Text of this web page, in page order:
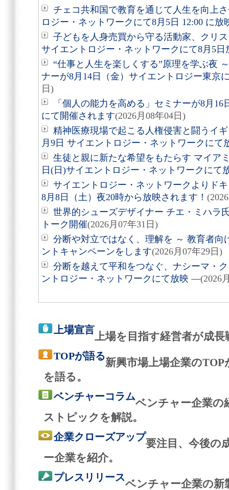
チェコ共和国で教育を通じて人生を向上
ロジー・ネットワークにて8月5日 12:00 に放
子どもを人身売買から守る活動家、クリ
サイエントロジー・ネットワークにて8月5
“仕事と人生を楽しくする”原理を学ぶ夜
ナーが8月14日（金）サイエントロジー東京
日)
「個人の能力を高める」セミナーが8月
にて開催されます(2026月08年04日)
精神医療現場で起こる人権侵害と闘うイ
月9日 サイエントロジー・ネットワークにて
生徒と親に新たな希望をもたらす マイア
日(日)サイエントロジー・ネットワークにて
サイエントロジー・ネットワークよりド
8月8日（土）夜20時から放映されます！
世界的シューズデザイナー チエ・ミハラ
トーク開催(2026月07年31日)
分断や対立ではなく、理解を ～ 教育者向
ントキャンペーンをします(2026月07年29日)
分断を越えて平和をつなぐ、ナシーマ・
ントロジー・ネットワークにて放映 ―(2026
上場宣言
上場を目指す経営者が成
TOPが語る
新興市場上場企業の
を語る。
ベンチャーコラム
ベンチャー企業の
ストピックを解説。
企業クローズアップ
要注目、今後の
ー企業を紹介。
プレスリリース
ベンチャー企業の新